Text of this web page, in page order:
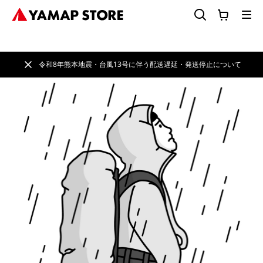
令和8年熊本地震・台風13号に伴う配送遅延・発送停止について